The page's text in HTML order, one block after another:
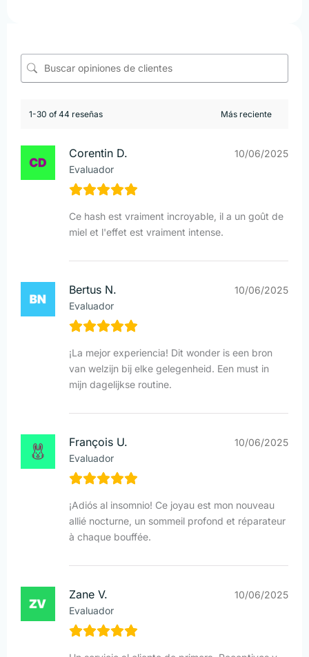
1-30 of 44 reseñas
Corentin D.
Evaluador
10/06/2025
Ce hash est vraiment incroyable, il a un goût de
miel et l'effet est vraiment intense.
Bertus N.
Evaluador
10/06/2025
¡La mejor experiencia! Dit wonder is een bron
van welzijn bij elke gelegenheid. Een must in
mijn dagelijkse routine.
François U.
Evaluador
10/06/2025
¡Adiós al insomnio! Ce joyau est mon nouveau
allié nocturne, un sommeil profond et réparateur
à chaque bouffée.
Zane V.
Evaluador
10/06/2025